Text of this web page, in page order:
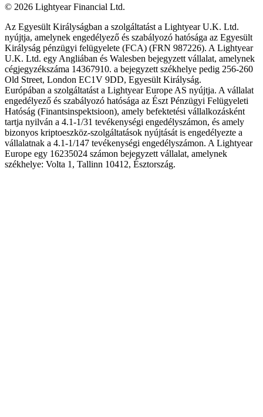
© 2026 Lightyear Financial Ltd.
Az Egyesült Királyságban a szolgáltatást a Lightyear U.K. Ltd.
nyújtja, amelynek engedélyező és szabályozó hatósága az Egyesült
Királyság pénzügyi felügyelete (FCA) (FRN 987226). A Lightyear
U.K. Ltd. egy Angliában és Walesben bejegyzett vállalat, amelynek
cégjegyzékszáma 14367910. a bejegyzett székhelye pedig 256-260
Old Street, London EC1V 9DD, Egyesült Királyság.
Európában a szolgáltatást a Lightyear Europe AS nyújtja. A vállalat
engedélyező és szabályozó hatósága az Észt Pénzügyi Felügyeleti
Hatóság (Finantsinspektsioon), amely befektetési vállalkozásként
tartja nyilván a 4.1-1/31 tevékenységi engedélyszámon, és amely
bizonyos kriptoeszköz-szolgáltatások nyújtását is engedélyezte a
vállalatnak a 4.1-1/147 tevékenységi engedélyszámon. A Lightyear
Europe egy 16235024 számon bejegyzett vállalat, amelynek
székhelye: Volta 1, Tallinn 10412, Észtország.